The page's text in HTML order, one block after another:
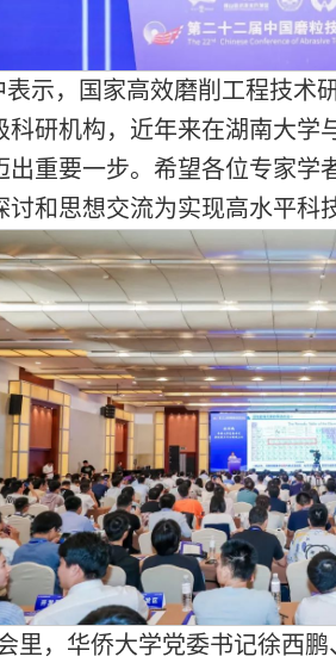
表示，国家高效磨削工程技术
科研机构，近年来在湖南大学
出重要一步。希望各位专家学
讨和思想交流为实现高水平科
里，华侨大学党委书记徐西